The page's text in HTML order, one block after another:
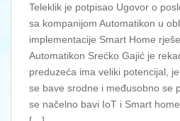
Teleklik je potpisao Ugovor o
sa kompanijom Automatikon u
implementacije Smart Home
Automatikon Srećko Gajić je
preduzeća ima veliki potencijal,
se bave srodne i međusobno se
se načelno bavi IoT i Smart